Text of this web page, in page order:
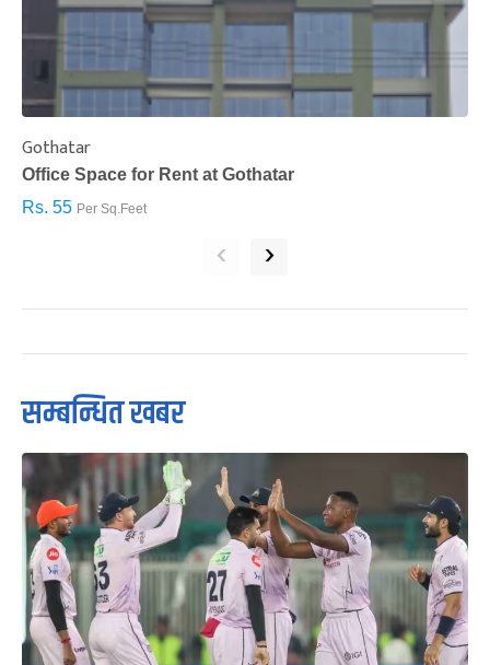
Gothatar
Office Space for Rent at Gothatar
Rs. 55 Per Sq.Feet
‹ ›
सम्बन्धित खबर